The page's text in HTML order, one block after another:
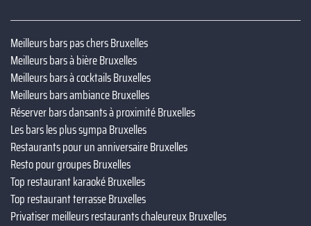
Meilleurs bars pas chers Bruxelles
Meilleurs bars à bière Bruxelles
Meilleurs bars à cocktails Bruxelles
Meilleurs bars ambiance Bruxelles
Réserver bars dansants à proximité Bruxelles
Les bars les plus sympa Bruxelles
Restaurants pour un anniversaire Bruxelles
Resto pour groupes Bruxelles
Top restaurant karaoké Bruxelles
Top restaurant terrasse Bruxelles
Privatiser meilleurs restaurants chaleureux Bruxelles